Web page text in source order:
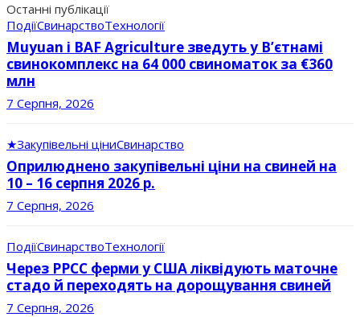
Останні публікації
ПодіїСвинарствоТехнології
Muyuan і BAF Agriculture зведуть у В’єтнамі
свинокомплекс на 64 000 свиноматок за €360
млн
7 Серпня, 2026
★Закупівельні ціниСвинарство
Оприлюднено закупівельні ціни на свиней на
10 – 16 серпня 2026 р.
7 Серпня, 2026
ПодіїСвинарствоТехнології
Через РРСС ферми у США ліквідують маточне
стадо й переходять на дорощування свиней
7 Серпня, 2026